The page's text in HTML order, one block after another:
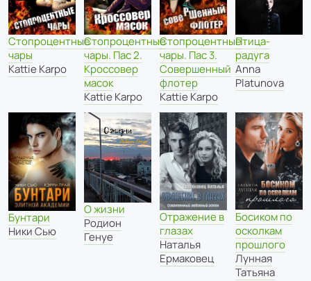
Стопроцентные
чары
Kattie Karpo
Стопроцентные
чары. Пас 2.
Кроссовер
масок
Kattie Karpo
Стопроцентные
чары. Пас 3.
Совершенный
флотер
Kattie Karpo
Птица-
радуга
Anna
Platunova
Бунтари
Ники Сью
О жизни
Родион
Генуе
Отражение в
глазах
Наталья
Ермаковец
Босиком по
осколкам
прошлого
Лунная
Татьяна